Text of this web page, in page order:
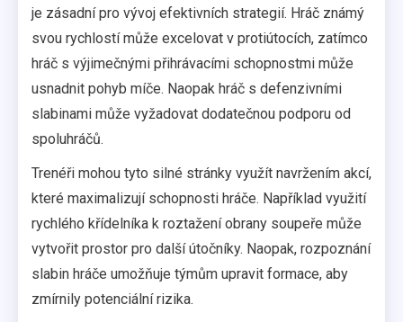
je zásadní pro vývoj efektivních strategií. Hráč známý
svou rychlostí může excelovat v protiútocích, zatímco
hráč s výjimečnými přihrávacími schopnostmi může
usnadnit pohyb míče. Naopak hráč s defenzivními
slabinami může vyžadovat dodatečnou podporu od
spoluhráčů.
Trenéři mohou tyto silné stránky využít navržením akcí,
které maximalizují schopnosti hráče. Například využití
rychlého křídelníka k roztažení obrany soupeře může
vytvořit prostor pro další útočníky. Naopak, rozpoznání
slabin hráče umožňuje týmům upravit formace, aby
zmírnily potenciální rizika.